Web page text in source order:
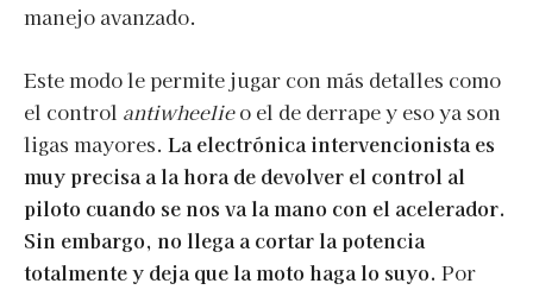
manejo avanzado.
Este modo le permite jugar con más detalles como
el control antiwheelieo el de derrape y eso ya son
ligas mayores. La electrónica intervencionista es
muy precisa a la hora de devolver el control al
piloto cuando se nos va la mano con el acelerador.
Sin embargo, no llega a cortar la potencia
totalmente y deja que la moto haga lo suyo. Por